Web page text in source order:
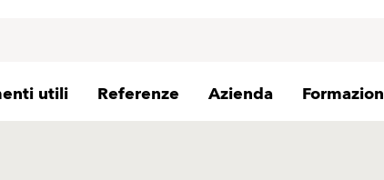
utili Referenze Azienda